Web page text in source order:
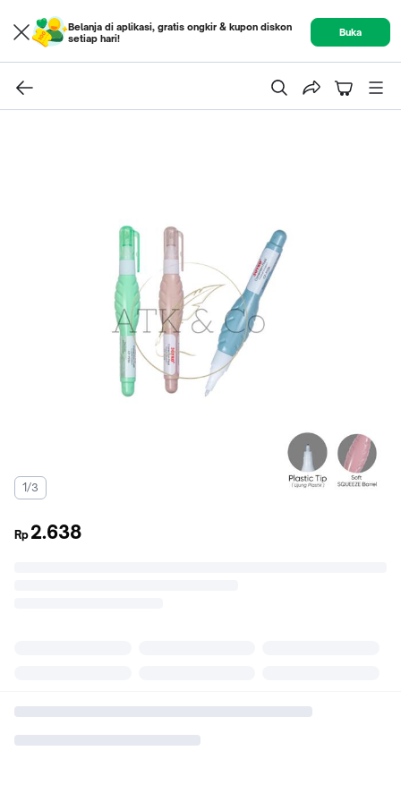
Belanja di aplikasi, gratis ongkir & kupon diskon
setiap hari!
Buka
1/3
Rp 2.638